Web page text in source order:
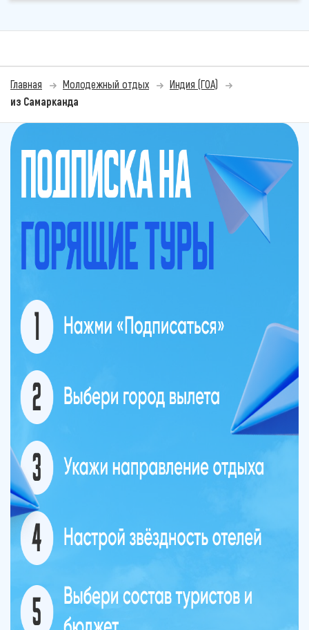
Главная Молодежный отдых
Индия (ГОА)
из Самарканда